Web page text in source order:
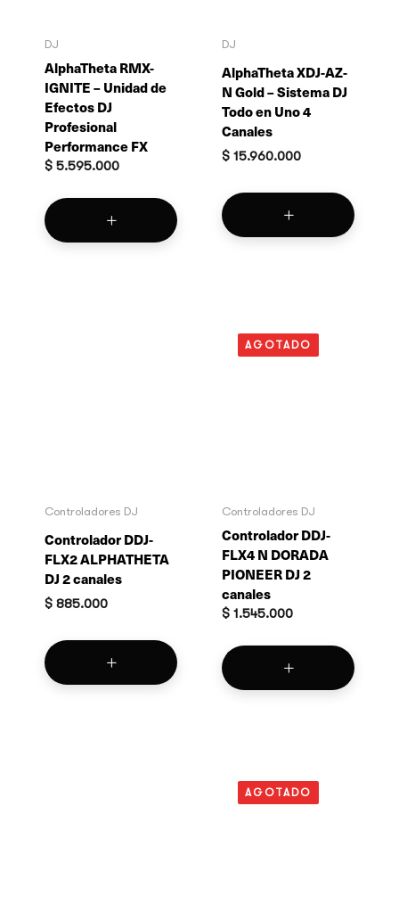
DJ
AlphaTheta RMX-
IGNITE – Unidad de
Efectos DJ
Profesional
Performance FX
$ 5.595.000
DJ
AlphaTheta XDJ-AZ-
N Gold – Sistema DJ
Todo en Uno 4
Canales
$ 15.960.000
Controladores DJ
Controlador DDJ-
FLX2 ALPHATHETA
DJ 2 canales
$ 885.000
AGOTADO
Controladores DJ
Controlador DDJ-
FLX4 N DORADA
PIONEER DJ 2
canales
$ 1.545.000
AGOTADO